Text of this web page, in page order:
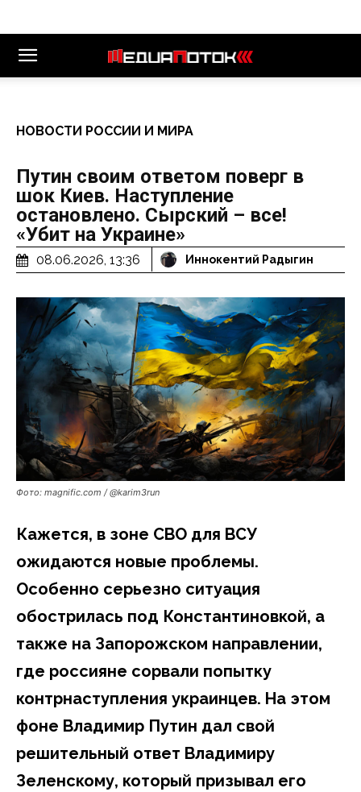
НОВОСТИ РОССИИ И МИРА
Путин своим ответом поверг в
шок Киев. Наступление
остановлено. Сырский – все!
«Убит на Украине»
08.06.2026, 13:36 Иннокентий Радыгин
Фото: magnific.com / @karim3run
Кажется, в зоне СВО для ВСУ
ожидаются новые проблемы.
Особенно серьезно ситуация
обострилась под Константиновкой, а
также на Запорожском направлении,
где россияне сорвали попытку
контрнаступления украинцев. На этом
фоне Владимир Путин дал свой
решительный ответ Владимиру
Зеленскому, который призывал его